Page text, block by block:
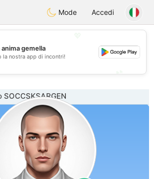
PhilippinesChat
Mode Accedi
💕
anima gemella
la nostra app di incontri!